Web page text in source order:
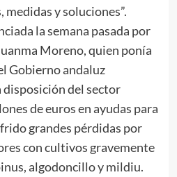
y soluciones”.
la semana pasada por
Moreno, quien ponía
Gobierno andaluz
disposición del sector
de euros en ayudas para
grandes pérdidas por
con cultivos gravemente
algodoncillo y mildiu.